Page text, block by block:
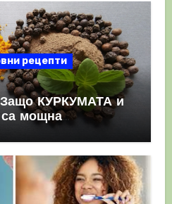
рецепти
КУРКУМАТА и
мощна